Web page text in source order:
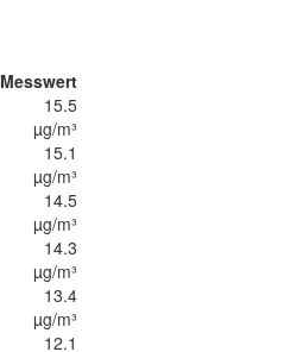
Messwert
15.5
µg/m³
15.1
µg/m³
14.5
µg/m³
14.3
µg/m³
13.4
µg/m³
12.1